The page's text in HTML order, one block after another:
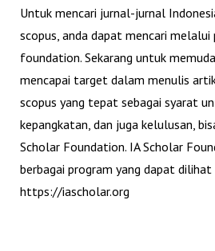
Untuk mencari jurnal-jurnal
scopus, anda dapat mencari
foundation. Sekarang untuk
mencapai target dalam menulis
scopus yang tepat sebagai syarat
kepangkatan, dan juga kelulusan,
Scholar Foundation. IA Scholar
berbagai program yang dapat dilihat
https://iascholar.org